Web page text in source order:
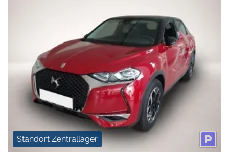
Standort Zentrallager